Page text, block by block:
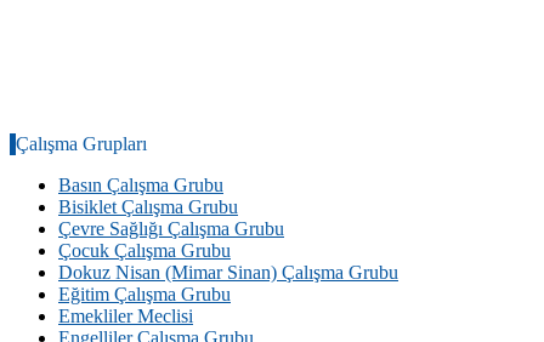
Çalışma Grupları
Basın Çalışma Grubu
Bisiklet Çalışma Grubu
Çevre Sağlığı Çalışma Grubu
Çocuk Çalışma Grubu
Dokuz Nisan (Mimar Sinan) Çalışma Grubu
Eğitim Çalışma Grubu
Emekliler Meclisi
Engelliler Çalışma Grubu